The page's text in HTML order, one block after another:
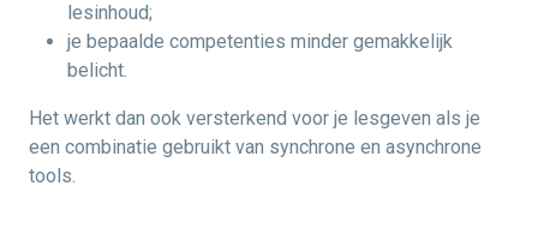
lesinhoud;
je bepaalde competenties minder gemakkelijk
belicht.
Het werkt dan ook versterkend voor je lesgeven als je
een combinatie gebruikt van synchrone en asynchrone
tools.